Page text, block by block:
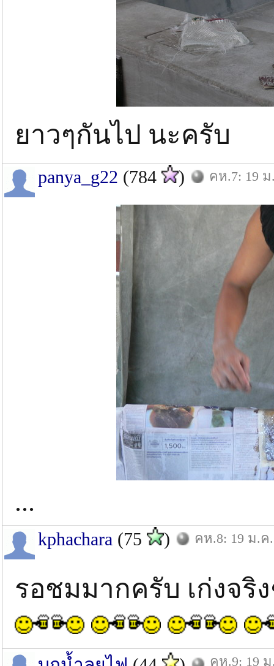
ยาวๆกันไป นะครับ
panya_g22 (784 ) คห.7: 19
...
kphachara (75 ) คห.8: 19 ม.ค
รอชมมากครับ เก่งจริ
คห.9: 19